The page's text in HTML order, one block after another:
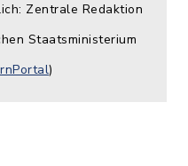
Zentrale Redaktion
Staatsministerium
)